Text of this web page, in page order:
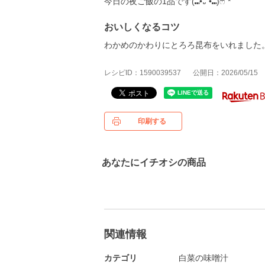
おいしくなるコツ
わかめのかわりにとろろ昆布をいれました。
レシピID：1590039537 公開日：2026/05/15
印刷する
あなたにイチオシの商品
関連情報
カテゴリ 白菜の味噌汁